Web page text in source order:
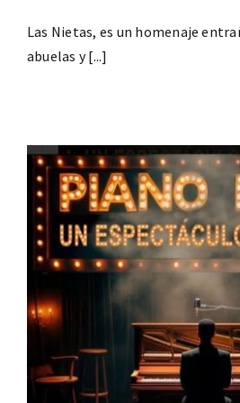
Las Nietas, es un homenaje
abuelas y [...]